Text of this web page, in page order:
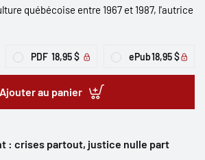
québécoise entre 1967 et 1987, l'autrice
PDF 18,95 $ ePub18,95 $
Ajouter au panier
: crises partout, justice nulle part